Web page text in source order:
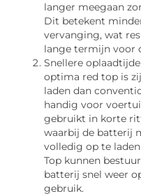
langer meegaan
Dit betekent
vervanging, wat
lange termijn voor
Snellere
optima red top is
laden dan
handig voor
gebruikt in korte
waarbij de batterij
volledig op te
Top kunnen
batterij snel weer
gebruik.